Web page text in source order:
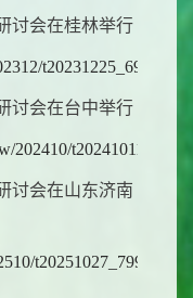
讨会在桂林举行
讨会在台中举行
202410/
讨会在山东济南